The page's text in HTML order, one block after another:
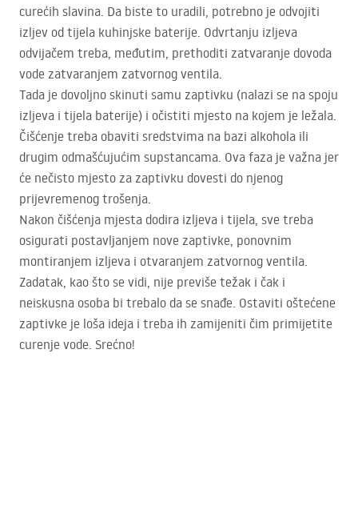
curećih slavina. Da biste to uradili, potrebno je odvojiti
izljev od tijela kuhinjske baterije. Odvrtanju izljeva
odvijačem treba, međutim, prethoditi zatvaranje dovoda
vode zatvaranjem zatvornog ventila.
Tada je dovoljno skinuti samu zaptivku (nalazi se na spoju
izljeva i tijela baterije) i očistiti mjesto na kojem je ležala.
Čišćenje treba obaviti sredstvima na bazi alkohola ili
drugim odmašćujućim supstancama. Ova faza je važna jer
će nečisto mjesto za zaptivku dovesti do njenog
prijevremenog trošenja.
Nakon čišćenja mjesta dodira izljeva i tijela, sve treba
osigurati postavljanjem nove zaptivke, ponovnim
montiranjem izljeva i otvaranjem zatvornog ventila.
Zadatak, kao što se vidi, nije previše težak i čak i
neiskusna osoba bi trebalo da se snađe. Ostaviti oštećene
zaptivke je loša ideja i treba ih zamijeniti čim primijetite
curenje vode. Srećno!